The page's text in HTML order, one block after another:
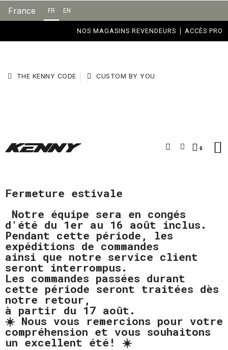
France FR EN
NOS MAGASINS REVENDEURS ACCÈS PRO
THE KENNY CODE CUSTOM BY YOU
Fermeture estivale
Notre équipe sera en congés
d'été du 1er au 16 août inclus.
Pendant cette période, les
expéditions de commandes
ainsi que notre service client
seront interrompus.
Les commandes passées durant
cette période seront traitées dès
notre retour,
à partir du 17 août.
☀️ Nous vous remercions pour votre
compréhension et vous souhaitons
un excellent été! ☀️